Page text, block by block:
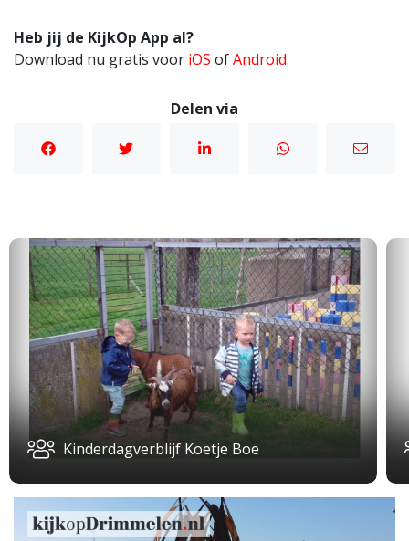
Heb jij de KijkOp App al?
Download nu gratis voor iOS ofAndroid.
Delen via
Kinderdagverblijf Koetje Boe